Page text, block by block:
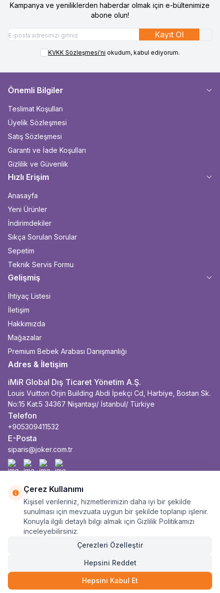
Kampanya ve yeniliklerden haberdar olmak için e-bültenimize
abone olun!
Kayıt Ol
KVKK Sözleşmesi'ni okudum, kabul ediyorum.
Önemli Bilgiler
Teslimat Koşulları
Üyelik Sözleşmesi
Satış Sözleşmesi
Garanti ve İade Koşulları
Gizlilik ve Güvenlik
Hızlı Erişim
Anasayfa
Yeni Ürünler
İndirimdekiler
Sıkça Sorulan Sorular
Sepetim
Teknik Servis Formu
Gelişmiş
İhtiyaç Listesi
İletişim
Hakkımızda
Mağazalar
Premium Bebek Arabası Danışmanlığı
Adres & İletişim
iMiR Global Dış Ticaret Yönetim A.Ş.
Louis Vuitton Orjin Building Abdi İpekçi Cd, Harbiye, Bostan Sk.
No:15 Kat:5 34367 Nişantaşı/ İstanbul/ Türkiye
Telefon
+905309411532
E-Posta
siparis@joker.com.tr
Facebook
İnstagram
YoutubeLinkedin
Çerez Kullanımı
Kişisel verileriniz, hizmetlerimizin daha iyi bir şekilde
sunulması için mevzuata uygun bir şekilde toplanıp işlenir.
Konuyla ilgili detaylı bilgi almak için Gizlilik Politikamızı
inceleyebilirsiniz.
Çerezleri Özelleştir
Hepsini Reddet
Hepsini Kabul Et
Anasayfa Sepet Kategoriler Siparişlerim Hesabım